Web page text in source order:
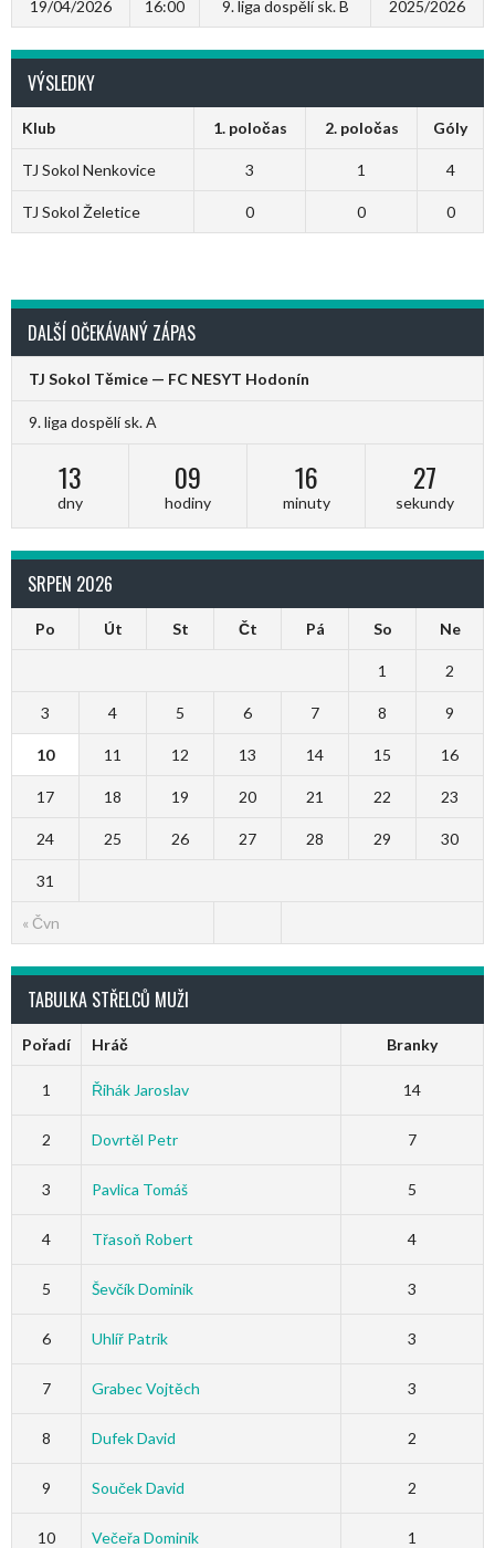
19/04/2026 16:00 9. liga dospělí sk. B 2025/2026
VÝSLEDKY
Klub 1. poločas 2. poločas Góly
TJ Sokol Nenkovice 3 1 4
TJ Sokol Želetice 0 0 0
DALŠÍ OČEKÁVANÝ ZÁPAS
TJ Sokol Těmice — FC NESYT Hodonín
9. liga dospělí sk. A
13
dny
09
hodiny
16
minuty
27
sekundy
SRPEN 2026
Po Út St Čt Pá So Ne
« Čvn
1 2
3 4 5 6 7 8 9
10 11 12 13 14 15 16
17 18 19 20 21 22 23
24 25 26 27 28 29 30
31
TABULKA STŘELCŮ MUŽI
Pořadí Hráč Branky
1 Řihák Jaroslav 14
2 Dovrtěl Petr 7
3 Pavlica Tomáš 5
4 Třasoň Robert 4
5 Ševčík Dominik 3
6 Uhlíř Patrik 3
7 Grabec Vojtěch 3
8 Dufek David 2
9 Souček David 2
10 Večeřa Dominik 1